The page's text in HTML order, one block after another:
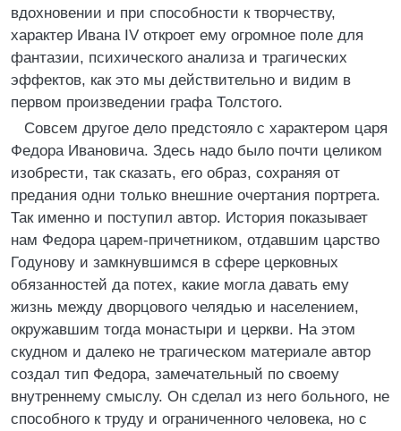
вдохновении и при способности к творчеству,
характер Ивана IV откроет ему огромное поле для
фантазии, психического анализа и трагических
эффектов, как это мы действительно и видим в
первом произведении графа Толстого.
Совсем другое дело предстояло с характером царя
Федора Ивановича. Здесь надо было почти целиком
изобрести, так сказать, его образ, сохраняя от
предания одни только внешние очертания портрета.
Так именно и поступил автор. История показывает
нам Федора царем-причетником, отдавшим царство
Годунову и замкнувшимся в сфере церковных
обязанностей да потех, какие могла давать ему
жизнь между дворцового челядью и населением,
окружавшим тогда монастыри и церкви. На этом
скудном и далеко не трагическом материале автор
создал тип Федора, замечательный по своему
внутреннему смыслу. Он сделал из него больного, не
способного к труду и ограниченного человека, но с